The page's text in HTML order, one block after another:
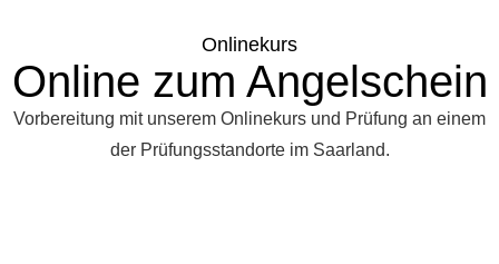
Onlinekurs
Online zum Angelschein
Vorbereitung mit unserem Onlinekurs und Prüfung an einem
der Prüfungsstandorte im Saarland.